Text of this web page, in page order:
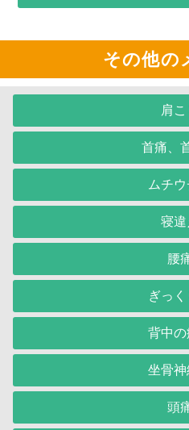
その他の
肩こ
首痛、
ムチ
寝違
腰
ぎっ
背中の
坐骨神
頭